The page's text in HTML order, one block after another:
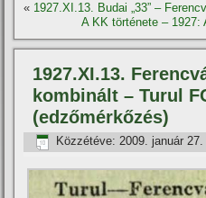
« 1927.XI.13. Budai „33” –
A KK története – 1927:
1927.XI.13.
kombinált – Turul
(edzőmérkőzés)
Közzétéve: 2009. január 27.